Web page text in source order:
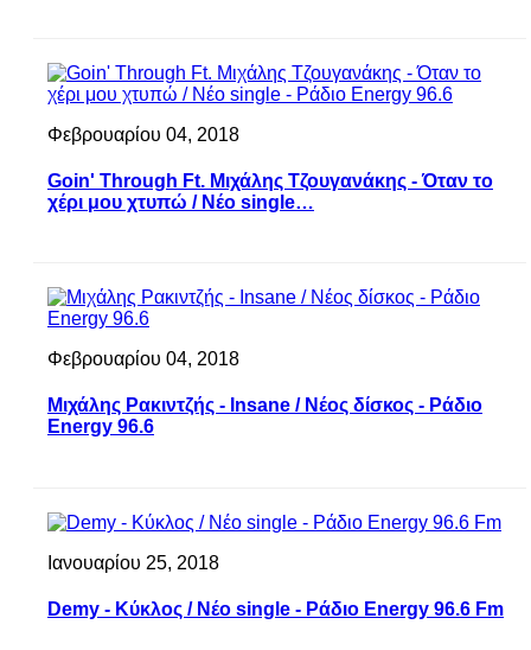
Φεβρουαρίου 04, 2018
Goin' Through Ft. Μιχάλης Τζουγανάκης - Όταν το
χέρι μου χτυπώ / Νέο single…
Φεβρουαρίου 04, 2018
Μιχάλης Ρακιντζής - Insane / Νέος δίσκος - Ράδιο
Energy 96.6
Ιανουαρίου 25, 2018
Demy - Κύκλος / Νέο single - Ράδιο Energy 96.6 Fm